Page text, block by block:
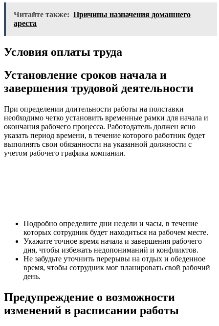
Читайте также: Причины назначения домашнего
ареста
Условия оплаты труда
Установление сроков начала и
завершения трудовой деятельности
При определении длительности работы на полставки
необходимо четко установить временные рамки для начала и
окончания рабочего процесса. Работодатель должен ясно
указать период времени, в течение которого работник будет
выполнять свои обязанности на указанной должности с
учетом рабочего графика компании.
Подробно определите дни недели и часы, в течение
которых сотрудник будет находиться на рабочем месте.
Укажите точное время начала и завершения рабочего
дня, чтобы избежать недопониманий и конфликтов.
Не забудьте уточнить перерывы на отдых и обеденное
время, чтобы сотрудник мог планировать свой рабочий
день.
Предупреждение о возможности
изменений в расписании работы